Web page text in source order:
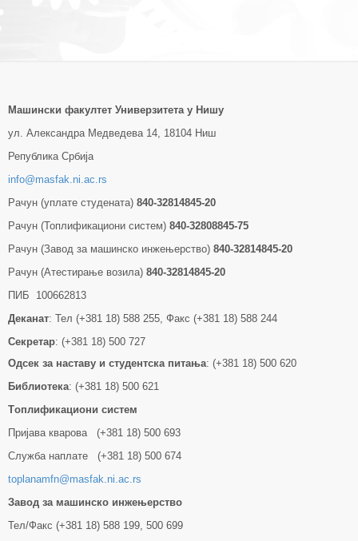
Машински факултет Универзитетa у Нишу
ул. Александра Медведева 14, 18104 Ниш
Република Србија
info@masfak.ni.ac.rs
Рачун (уплате студената) 840-32814845-20
Рачун (Топлификациони систем) 840-32808845-75
Рачун (Завод за машинско инжењерство) 840-32814845-20
Рачун (Атестирање возила) 840-32814845-20
ПИБ 100662813
Деканат: Тел (+381 18) 588 255, Факс (+381 18) 588 244
Секретар: (+381 18) 500 727
Одсек за наставу и студентска питања: (+381 18) 500 620
Библиотека: (+381 18) 500 621
Tоплификациони систем
Пријава кварова (+381 18) 500 693
Служба наплате (+381 18) 500 674
toplanamfn@masfak.ni.ac.rs
Завод за машинско инжењерство
Тел/Факс (+381 18) 588 199, 500 699